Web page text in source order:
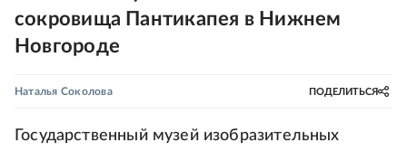
сокровища Пантикапея в Нижнем
Новгороде
Наталья Соколова ПОДЕЛИТЬСЯ
Государственный музей изобразительных